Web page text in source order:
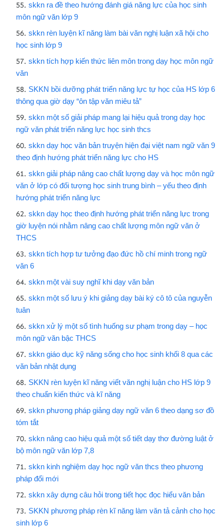
skkn ra đề theo hướng đánh giá năng lực của học sinh
môn ngữ văn lớp 9
skkn rèn luyện kĩ năng làm bài văn nghị luận xã hội cho
học sinh lớp 9
skkn tích hợp kiến thức liên môn trong dạy học môn ngữ
văn
SKKN bồi dưỡng phát triển năng lực tự học của HS lớp 6
thông qua giờ dạy “ôn tập văn miêu tả”
skkn một số giải pháp mang lại hiệu quả trong dạy học
ngữ văn phát triển năng lực học sinh thcs
skkn dạy học văn bản truyện hiện đại việt nam ngữ văn 9
theo định hướng phát triển năng lực cho HS
skkn giải pháp nâng cao chất lượng dạy và học môn ngữ
văn ở lớp có đối tượng học sinh trung bình – yếu theo định
hướng phát triển năng lực
skkn dạy học theo định hướng phát triển năng lực trong
giờ luyện nói nhằm nâng cao chất lượng môn ngữ văn ở
THCS
skkn tích hợp tư tưởng đạo đức hồ chí minh trong ngữ
văn 6
skkn một vài suy nghĩ khi dạy văn bản
skkn một số lưu ý khi giảng dạy bài ký cô tô của nguyễn
tuân
skkn xử lý một số tình huống sư phạm trong dạy – học
môn ngữ văn bậc THCS
skkn giáo dục kỹ năng sống cho học sinh khối 8 qua các
văn bản nhật dụng
SKKN rèn luyện kĩ năng viết văn nghị luận cho HS lớp 9
theo chuẩn kiến thức và kĩ năng
skkn phương pháp giảng dạy ngữ văn 6 theo dạng sơ đồ
tóm tắt
skkn nâng cao hiệu quả một số tiết dạy thơ đường luật ở
bộ môn ngữ văn lớp 7,8
skkn kinh nghiệm dạy học ngữ văn thcs theo phương
pháp đổi mới
skkn xây dựng câu hỏi trong tiết học đọc hiểu văn bản
SKKN phương pháp rèn kĩ năng làm văn tả cảnh cho học
sinh lớp 6